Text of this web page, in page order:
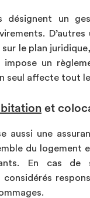
désignent un
le plan
impose un
seul affecte tout
et
aussi une
du logement
En cas de